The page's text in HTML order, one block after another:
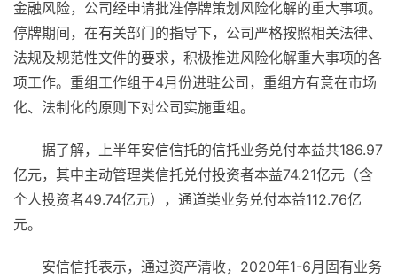
金融风险，公司经申请批准停牌策划风险化解的重大事项。
停牌期间，在有关部门的指导下，公司严格按照相关法律、
法规及规范性文件的要求，积极推进风险化解重大事项的各
项工作。重组工作组于4月份进驻公司，重组方有意在市场
化、法制化的原则下对公司实施重组。
据了解，上半年安信信托的信托业务兑付本益共186.97
亿元，其中主动管理类信托兑付投资者本益74.21亿元（含
个人投资者49.74亿元），通道类业务兑付本益112.76亿
元。
安信信托表示，通过资产清收，2020年1-6月固有业务